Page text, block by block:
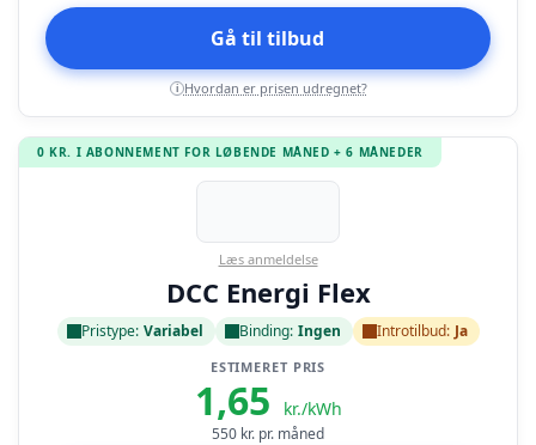
Gå til tilbud
i Hvordan er prisen udregnet?
0 KR. I ABONNEMENT FOR LØBENDE MÅNED + 6 MÅNEDER
Læs anmeldelse
DCC Energi Flex
Pristype: Variabel Binding: Ingen Introtilbud: Ja
ESTIMERET PRIS
1,65 kr./kWh
550 kr. pr. måned